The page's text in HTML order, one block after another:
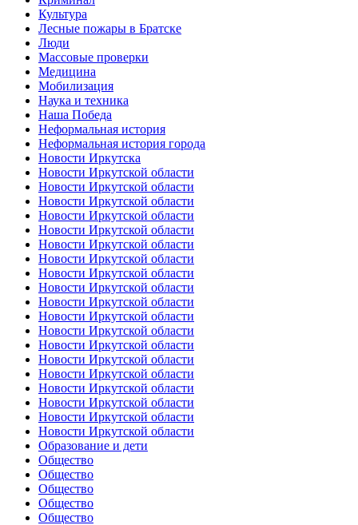
Культура
Лесные пожары в Братске
Люди
Массовые проверки
Медицина
Мобилизация
Наука и техника
Наша Победа
Неформальная история
Неформальная история города
Новости Иркутска
Новости Иркутской области
Новости Иркутской области
Новости Иркутской области
Новости Иркутской области
Новости Иркутской области
Новости Иркутской области
Новости Иркутской области
Новости Иркутской области
Новости Иркутской области
Новости Иркутской области
Новости Иркутской области
Новости Иркутской области
Новости Иркутской области
Новости Иркутской области
Новости Иркутской области
Новости Иркутской области
Новости Иркутской области
Новости Иркутской области
Новости Иркутской области
Образование и дети
Общество
Общество
Общество
Общество
Общество